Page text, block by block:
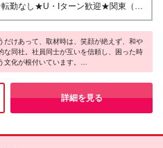
合い、 楽しい時は一緒に笑い、困難
成長していきたいと考えています。
では経験やスキルよりも 『人柄』
行っています！
奈川県） 月給215,000円～300,000円
す ※試用期間6ヶ月あり（期間中は
与・待遇の変更等はありません）
転勤なし★U・Iターン歓迎★関東（東
奈川県）、関西（大阪府、兵庫県、
のホテル】 ◎100%希望拠点
根ざして働けます ◎転居を伴う転勤
OK！ ◎マイカー通勤OK（規定あ
地
だけあって、取材時は、笑顔が絶えず、和や
な同社。社員同士が互いを信頼し、困った時
文化が根付いています。
する社風”は、数字にも裏付けられていま
アンケート「FIDIA SOLUTIONSの好きなと
第1位が「人間関係の良さ」でした。社員一
良さが、同社の強みとなっていることが伺え
詳細を見る